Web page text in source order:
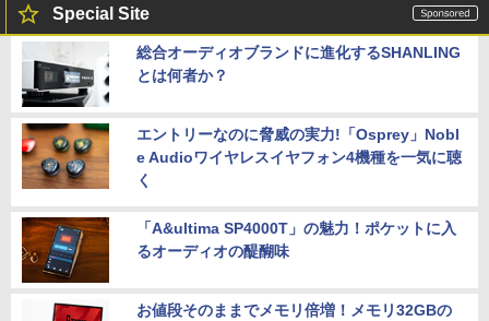
Special Site
総合オーディオブランドに進化するSHANLING
とは何者か？
エントリーなのに脅威の実力!「Osprey」Nobl
e Audioワイヤレスイヤフォン4機種を一気に聴
く
「A&ultima SP4000T」の魅力！ポケットに入
るオーディオの醍醐味
お値段そのままでメモリ倍増！メモリ32GBの